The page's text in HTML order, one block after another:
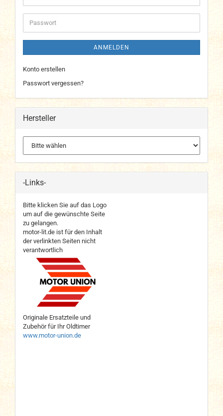
Mail-
Adresse
Passwort
ANMELDEN
Konto erstellen
Passwort vergessen?
Hersteller
-Links-
Bitte klicken Sie auf das Logo
um auf die gewünschte Seite
zu gelangen.
motor-lit.de ist für den Inhalt
der verlinkten Seiten nicht
verantwortlich
Originale Ersatzteile und
Zubehör für Ihr Oldtimer
www.motor-union.de